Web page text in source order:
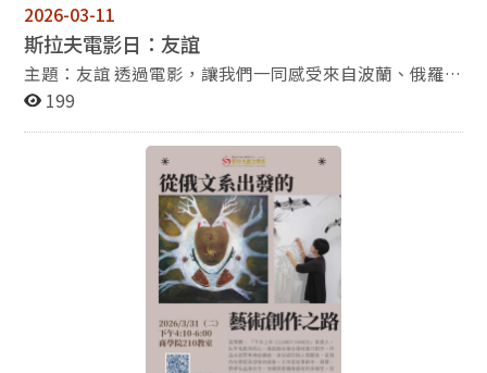
2026-03-11
斯拉夫電影日：友誼
主題：友誼 透過電影，讓我們一同感受來自波蘭、俄羅
斯、捷克的友誼悸動吧！ 地點：政治大學道藩樓俄羅斯
2026年3月31日，波蘭電影 「單身星球」 (Planet Single,
2016) https://reurl.cc/mpL7oW 2026年5月5日，捷克電
影 「身分證」 (Obcanský prukaz,
2010) https://reurl.cc/M2A93p 2026年5月26日，俄羅斯
電影 「瘦身大作戰」 (Я худею,
2018) https://reurl.cc/18YMOV 報名方式：請掃描 QR
code 報名，報名截止日期為電影日前一天中午。 觀影心
得比賽： 請於 6月3日前將觀影心得（字數不限）寄至
Email: slavic@nccu.edu.tw，信件主旨請註明：「斯拉夫
電影日心得」。斯語系辦將於期末考周擇優贈送斯拉夫小
199